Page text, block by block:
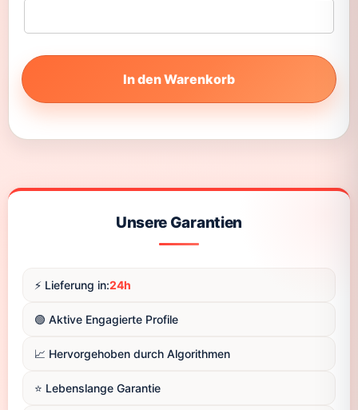
In den Warenkorb
Unsere Garantien
⚡️ Lieferung in:24h
🟢 Aktive Engagierte Profile
📈 Hervorgehoben durch Algorithmen
⭐️ Lebenslange Garantie